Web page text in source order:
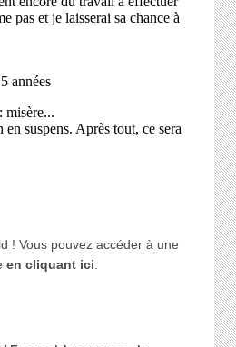
! Vous pouvez accéder à une
en cliquant ici.